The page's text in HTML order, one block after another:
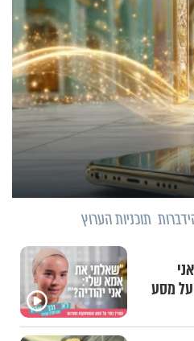
תוכניות הערוץ
על מסע